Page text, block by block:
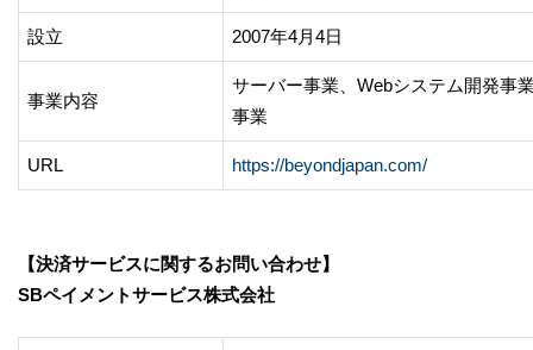
設立 2007年4月4日
事業内容
サーバー事業、Webシステム開発事
事業
URL https://beyondjapan.com/
【決済サービスに関するお問い合わせ】
SBペイメントサービス株式会社